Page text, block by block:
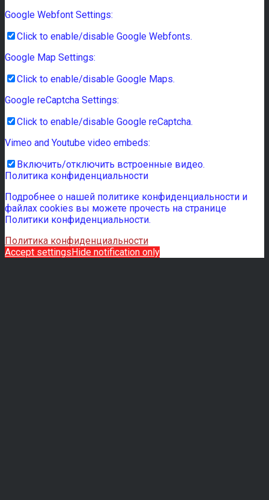
Google Webfont Settings:
Click to enable/disable Google Webfonts.
Google Map Settings:
Click to enable/disable Google Maps.
Google reCaptcha Settings:
Click to enable/disable Google reCaptcha.
Vimeo and Youtube video embeds:
Включить/отключить встроенные видео.
Политика конфиденциальности
Подробнее о нашей политике конфиденциальности и
файлах cookies вы можете прочесть на странице
Политики конфиденциальности.
Политика конфиденциальности
Accept settingsHide notification only